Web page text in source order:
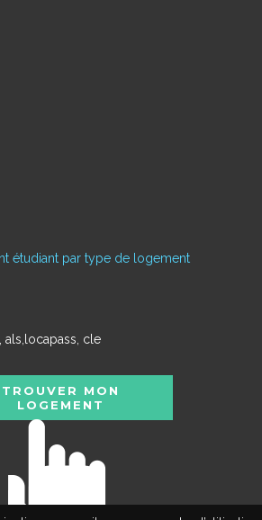
étudiant par type de logement
als,locapass, cle
TROUVER MON
LOGEMENT